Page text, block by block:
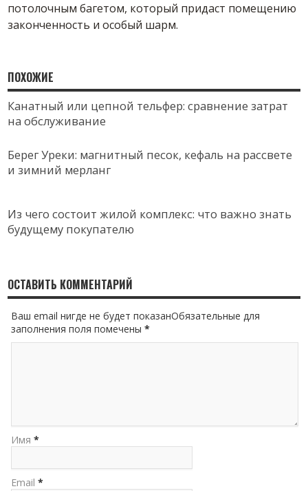
потолочным багетом, который придаст помещению
законченность и особый шарм.
ПОХОЖИЕ
Канатный или цепной тельфер: сравнение затрат
на обслуживание
Берег Уреки: магнитный песок, кефаль на рассвете
и зимний мерланг
Из чего состоит жилой комплекс: что важно знать
будущему покупателю
ОСТАВИТЬ КОММЕНТАРИЙ
Ваш email нигде не будет показанОбязательные для
заполнения поля помечены*
Имя *
Email *